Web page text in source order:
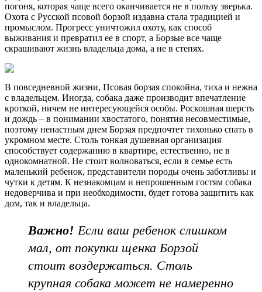
погоня, которая чаще всего оканчивается не в пользу зверька.
Охота с Русской псовой борзой издавна стала традицией и
промыслом. Прогресс уничтожил охоту, как способ
выживания и превратил ее в спорт, а Борзые все чаще
скрашивают жизнь владельца дома, а не в степях.
В повседневной жизни, Псовая борзая спокойна, тиха и нежна
с владельцем. Иногда, собака даже производит впечатление
кроткой, ничем не интересующейся особы. Роскошная шерсть
и дождь – в понимании хвостатого, понятия несовместимые,
поэтому ненастным днем Борзая предпочтет тихонько спать в
укромном месте. Столь тонкая душевная организация
способствует содержанию в квартире, естественно, не в
однокомнатной. Не стоит волноваться, если в семье есть
маленький ребенок, представители породы очень заботливы и
чутки к детям. К незнакомцам и непрошенным гостям собака
недоверчива и при необходимости, будет готова защитить как
дом, так и владельца.
Важно! Если ваш ребенок слишком
мал, от покупки щенка Борзой
стоит воздержаться. Столь
крупная собака может не намеренно